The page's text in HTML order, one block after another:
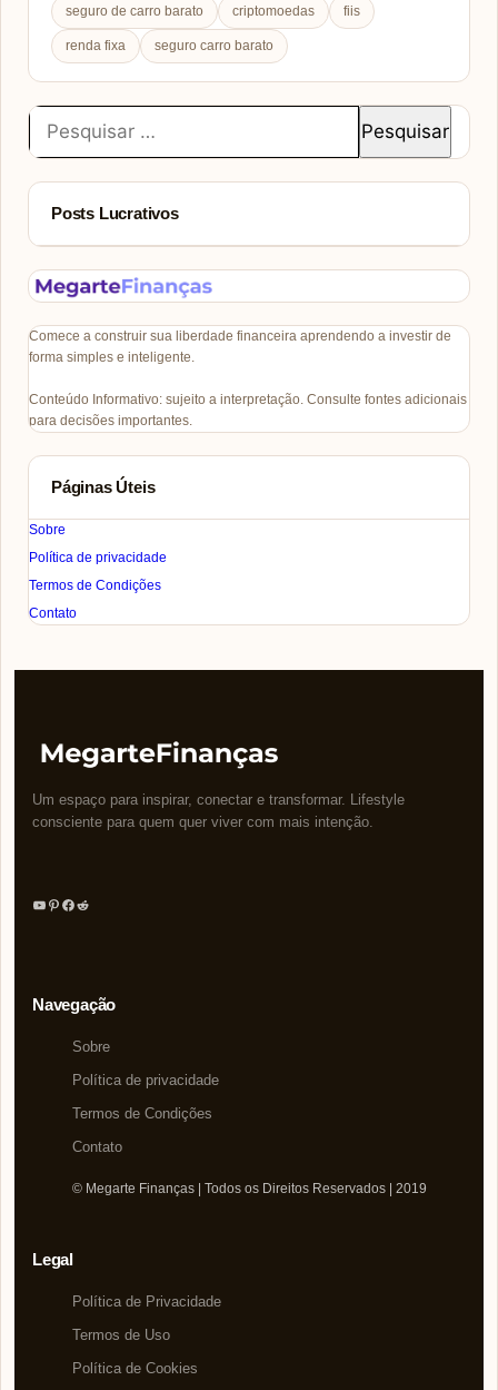
seguro de carro barato criptomoedas fiis
renda fixa seguro carro barato
Pesquisar
por:
Posts Lucrativos
Comece a construir sua liberdade financeira aprendendo a investir de
forma simples e inteligente.
Conteúdo Informativo: sujeito a interpretação. Consulte fontes adicionais
para decisões importantes.
Páginas Úteis
Sobre
Política de privacidade
Termos de Condições
Contato
Um espaço para inspirar, conectar e transformar. Lifestyle
consciente para quem quer viver com mais intenção.
Youtube
Pinterest
Facebook
Reddit
Navegação
Sobre
Política de privacidade
Termos de Condições
Contato
© Megarte Finanças | Todos os Direitos Reservados | 2019
Legal
Política de Privacidade
Termos de Uso
Política de Cookies